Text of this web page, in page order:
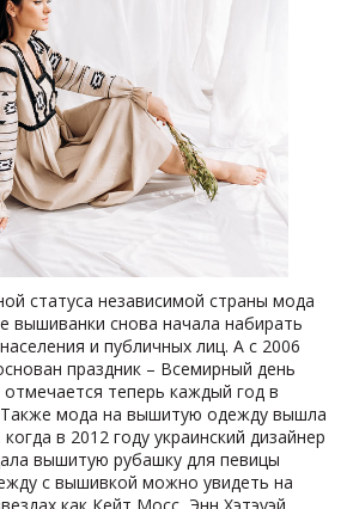
статуса независимой страны мода
вышиванки снова начала набирать
и публичных лиц. А с 2006
праздник – Всемирный день
теперь каждый год в
Также мода на вышитую одежду вышла
в 2012 году украинский дизайнер
вышитую рубашку для певицы
с вышивкой можно увидеть на